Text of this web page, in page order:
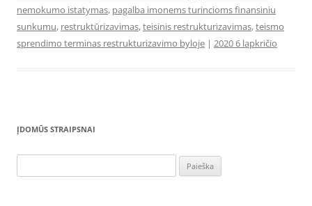
nemokumo istatymas, pagalba imonems turincioms finansiniu
sunkumu, restruktūrizavimas,teisinis restrukturizavimas,teismo
sprendimo terminas restrukturizavimo byloje | 2020 6 lapkričio
ĮDOMŪS STRAIPSNAI